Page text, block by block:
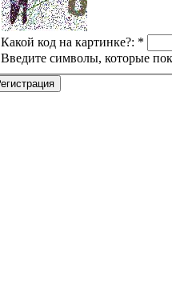
Какой код на картинке?: *
Введите символы, которые